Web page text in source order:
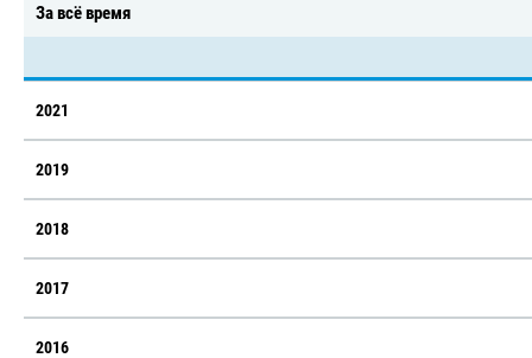
За всё время
2021
2019
2018
2017
2016